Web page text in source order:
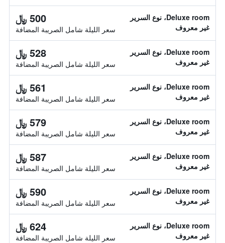
Deluxe room، نوع السرير
غير معروف
500 ﷼
سعر الليلة شامل الصريبة المضافة
Deluxe room، نوع السرير
غير معروف
528 ﷼
سعر الليلة شامل الصريبة المضافة
Deluxe room، نوع السرير
غير معروف
561 ﷼
سعر الليلة شامل الصريبة المضافة
Deluxe room، نوع السرير
غير معروف
579 ﷼
سعر الليلة شامل الصريبة المضافة
Deluxe room، نوع السرير
غير معروف
587 ﷼
سعر الليلة شامل الصريبة المضافة
Deluxe room، نوع السرير
غير معروف
590 ﷼
سعر الليلة شامل الصريبة المضافة
Deluxe room، نوع السرير
غير معروف
624 ﷼
سعر الليلة شامل الصريبة المضافة